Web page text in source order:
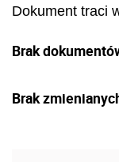
Dokument traci
Brak
Brak